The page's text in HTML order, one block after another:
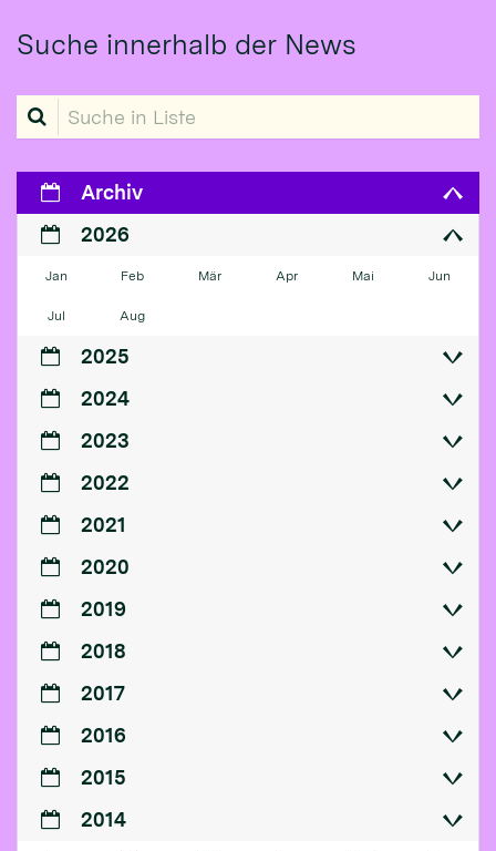
Suche innerhalb der News
Suche in Liste
Archiv
2026
Jan Feb Mär Apr Mai Jun
Jul Aug
2025
2024
2023
2022
2021
2020
2019
2018
2017
2016
2015
2014